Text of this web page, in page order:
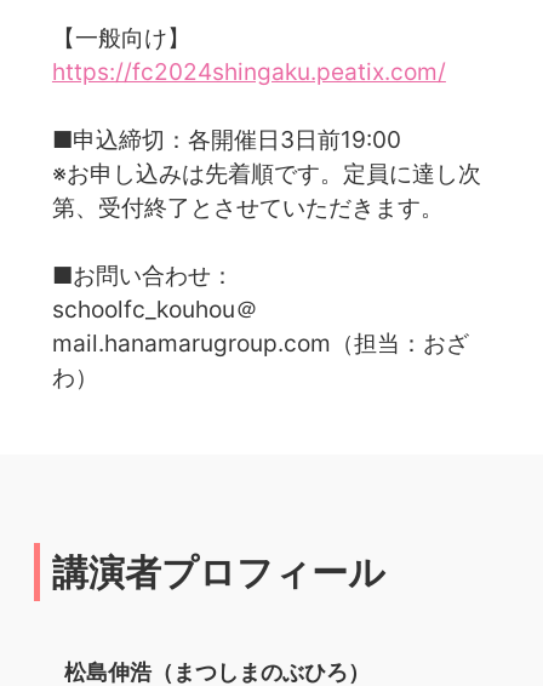
【一般向け】
https://fc2024shingaku.peatix.com/
■申込締切：各開催日3日前19:00
※お申し込みは先着順です。定員に達し次
第、受付終了とさせていただきます。
■お問い合わせ：
schoolfc_kouhou＠
mail.hanamarugroup.com（担当：おざ
わ）
講演者プロフィール
松島伸浩（まつしまのぶひろ）